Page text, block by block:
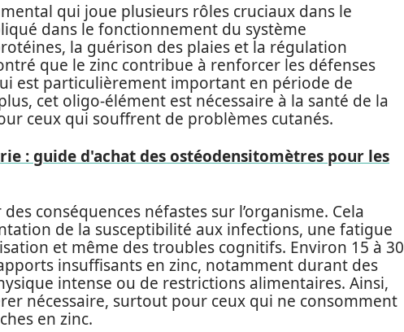
qui joue plusieurs rôles cruciaux dans le
dans le fonctionnement du système
la guérison des plaies et la régulation
que le zinc contribue à renforcer les défenses
est particulièrement important en période de
cet oligo-élément est nécessaire à la santé de la
ceux qui souffrent de problèmes cutanés.
: guide d'achat des ostéodensitomètres pour les
conséquences néfastes sur l’organisme. Cela
de la susceptibilité aux infections, une fatigue
et même des troubles cognitifs. Environ 15 à 30
insuffisants en zinc, notamment durant des
intense ou de restrictions alimentaires. Ainsi,
nécessaire, surtout pour ceux qui ne consomment
en zinc.